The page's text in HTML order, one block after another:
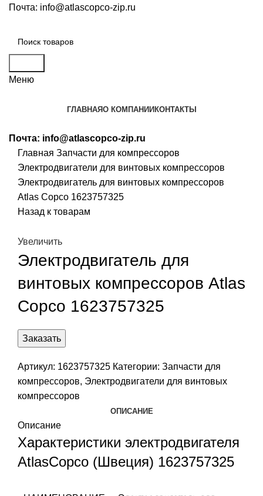
Почта: info@atlascopco-zip.ru
Меню
ГЛАВНАЯО КОМПАНИИ КОНТАКТЫ
Почта: info@atlascopco-zip.ru
Главная Запчасти для компрессоров
Электродвигатели для винтовых компрессоров
Электродвигатель для винтовых компрессоров
Atlas Copco 1623757325
Назад к товарам
Увеличить
Электродвигатель для
винтовых компрессоров Atlas
Copco 1623757325
Заказать
Артикул: 1623757325 Категории: Запчасти для
компрессоров, Электродвигатели для винтовых
компрессоров
ОПИСАНИЕ
Описание
Характеристики электродвигателя
AtlasCopco (Швеция) 1623757325